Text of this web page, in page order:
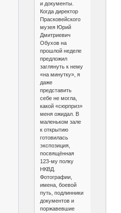
и документы.
Когда директор
Прасковейского
музея Юрий
Дмитриевич
Обухов на
прошлой неделе
предложил
заглянуть к нему
«на минутку», я
даже
представить
себе не могла,
какой «сюрприз»
меня ожидал. В
маленьком зале
к открытию
готовилась
экспозиция,
посвящённая
123-му полку
НКВД.
Фотографии,
имена, боевой
путь, подлинники
документов и
поржавевшие